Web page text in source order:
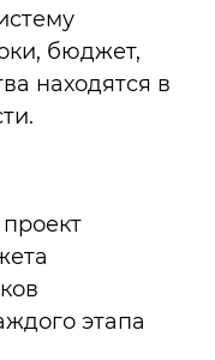
бюджет,
находятся в
этапа